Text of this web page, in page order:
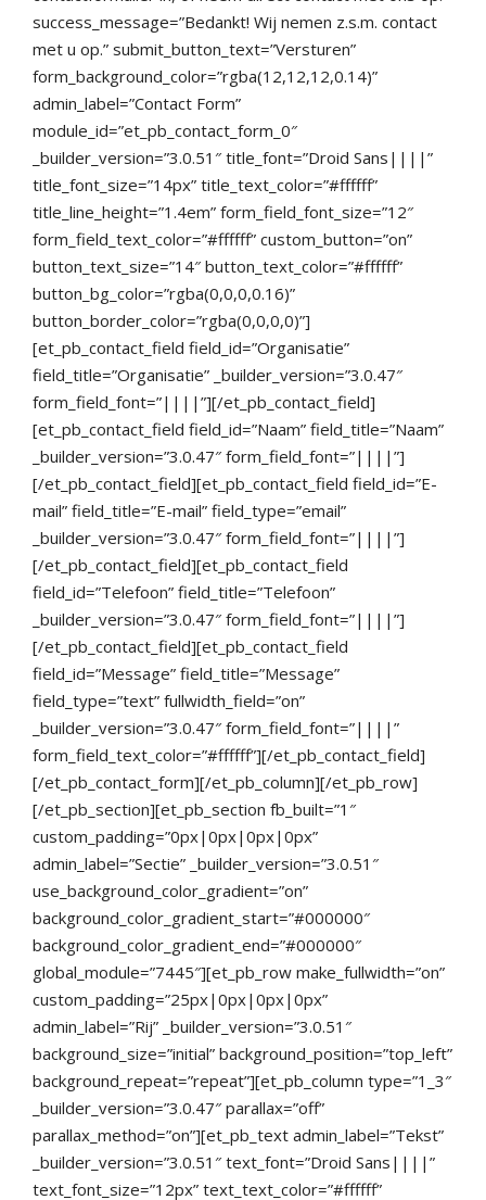
success_message=”Bedankt! Wij nemen z.s.m. contact
met u op.” submit_button_text=”Versturen”
form_background_color=”rgba(12,12,12,0.14)”
admin_label=”Contact Form”
module_id=”et_pb_contact_form_0″
_builder_version=”3.0.51″ title_font=”Droid Sans||||”
title_font_size=”14px” title_text_color=”#ffffff”
title_line_height=”1.4em” form_field_font_size=”12″
form_field_text_color=”#ffffff” custom_button=”on”
button_text_size=”14″ button_text_color=”#ffffff”
button_bg_color=”rgba(0,0,0,0.16)”
button_border_color=”rgba(0,0,0,0)”]
[et_pb_contact_field field_id=”Organisatie”
field_title=”Organisatie” _builder_version=”3.0.47″
form_field_font=”||||”][/et_pb_contact_field]
[et_pb_contact_field field_id=”Naam” field_title=”Naam”
_builder_version=”3.0.47″ form_field_font=”||||”]
[/et_pb_contact_field][et_pb_contact_field field_id=”E-
mail” field_title=”E-mail” field_type=”email”
_builder_version=”3.0.47″ form_field_font=”||||”]
[/et_pb_contact_field][et_pb_contact_field
field_id=”Telefoon” field_title=”Telefoon”
_builder_version=”3.0.47″ form_field_font=”||||”]
[/et_pb_contact_field][et_pb_contact_field
field_id=”Message” field_title=”Message”
field_type=”text” fullwidth_field=”on”
_builder_version=”3.0.47″ form_field_font=”||||”
form_field_text_color=”#ffffff”][/et_pb_contact_field]
[/et_pb_contact_form][/et_pb_column][/et_pb_row]
[/et_pb_section][et_pb_section fb_built=”1″
custom_padding=”0px|0px|0px|0px”
admin_label=”Sectie” _builder_version=”3.0.51″
use_background_color_gradient=”on”
background_color_gradient_start=”#000000″
background_color_gradient_end=”#000000″
global_module=”7445″][et_pb_row make_fullwidth=”on”
custom_padding=”25px|0px|0px|0px”
admin_label=”Rij” _builder_version=”3.0.51″
background_size=”initial” background_position=”top_left”
background_repeat=”repeat”][et_pb_column type=”1_3″
_builder_version=”3.0.47″ parallax=”off”
parallax_method=”on”][et_pb_text admin_label=”Tekst”
_builder_version=”3.0.51″ text_font=”Droid Sans||||”
text_font_size=”12px” text_text_color=”#ffffff”